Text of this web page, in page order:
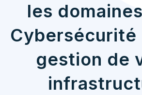
les
Cybersécurité
gestion de